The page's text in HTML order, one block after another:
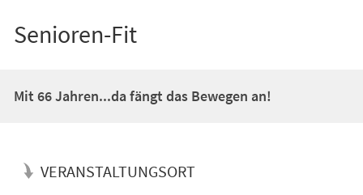
Senioren-Fit
Mit 66 Jahren...da fängt das Bewegen an!
VERANSTALTUNGSORT